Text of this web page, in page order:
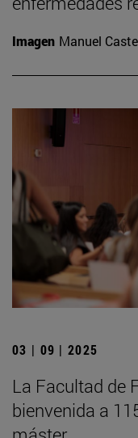
Imagen Manuel
03 | 09 | 2025
La Facultad de
bienvenida a